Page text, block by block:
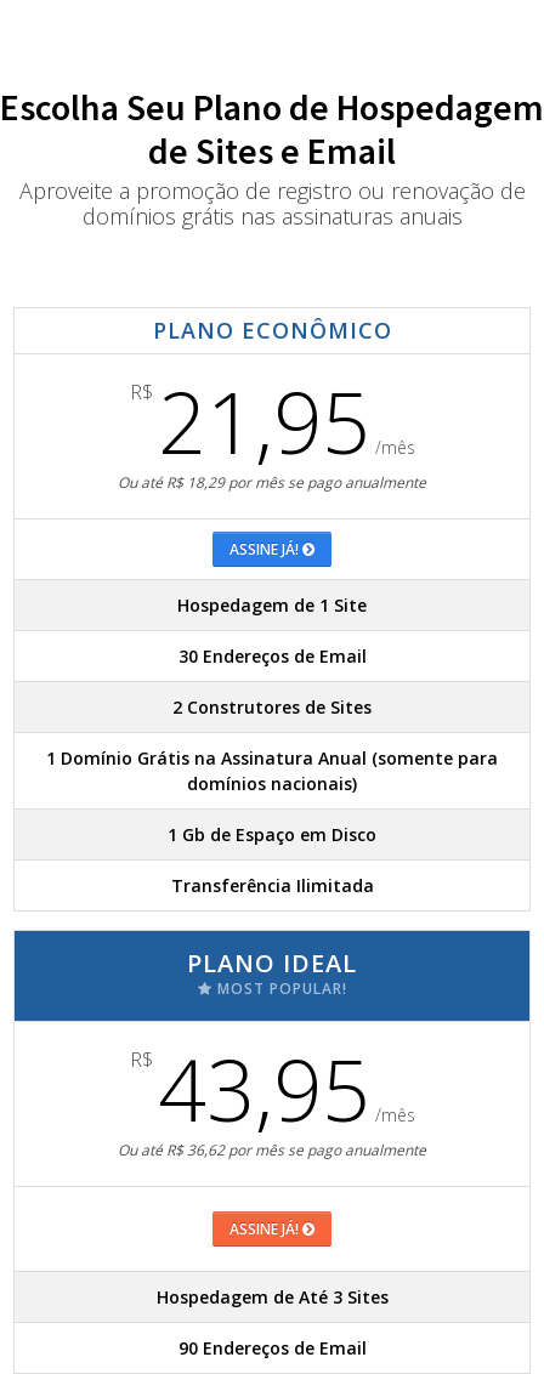
Escolha Seu Plano de Hospedagem
de Sites e Email
Aproveite a promoção de registro ou renovação de
domínios grátis nas assinaturas anuais
PLANO ECONÔMICO
R$ 21,95 /mês
Ou até R$ 18,29 por mês se pago anualmente
ASSINE JÁ!
Hospedagem de 1 Site
30 Endereços de Email
2 Construtores de Sites
1 Domínio Grátis na Assinatura Anual (somente para
domínios nacionais)
1 Gb de Espaço em Disco
Transferência Ilimitada
PLANO IDEAL
MOST POPULAR!
R$ 43,95 /mês
Ou até R$ 36,62 por mês se pago anualmente
ASSINE JÁ!
Hospedagem de Até 3 Sites
90 Endereços de Email